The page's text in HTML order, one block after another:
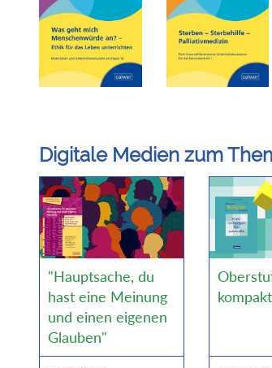
Digitale Medien zum
"Hauptsache, du
hast eine Meinung
und einen eigenen
Glauben"